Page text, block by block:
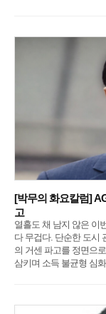
[박무의 화요칼럼]
고
열흘도 채 남지 않은 이
다 무겁다. 단순한 도시
의 거센 파고를 정면으
삼키며 소득 불균형 심화